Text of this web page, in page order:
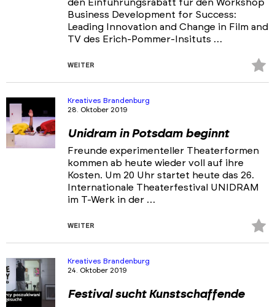
den Einführungsrabatt für den Workshop
Business Development for Success:
Leading Innovation and Change in Film and
TV des Erich-Pommer-Insituts …
WEITER
Kreatives Brandenburg
28. Oktober 2019
Unidram in Potsdam beginnt
Freunde experimenteller Theaterformen
kommen ab heute wieder voll auf ihre
Kosten. Um 20 Uhr startet heute das 26.
Internationale Theaterfestival UNIDRAM
im T-Werk in der …
WEITER
Kreatives Brandenburg
24. Oktober 2019
Festival sucht Kunstschaffende